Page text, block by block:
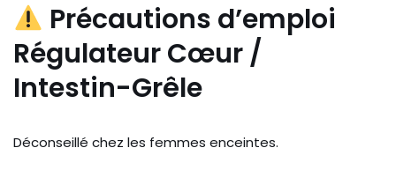
Précautions d’emploi
Régulateur Cœur /
Intestin-Grêle
Déconseillé chez les femmes enceintes.